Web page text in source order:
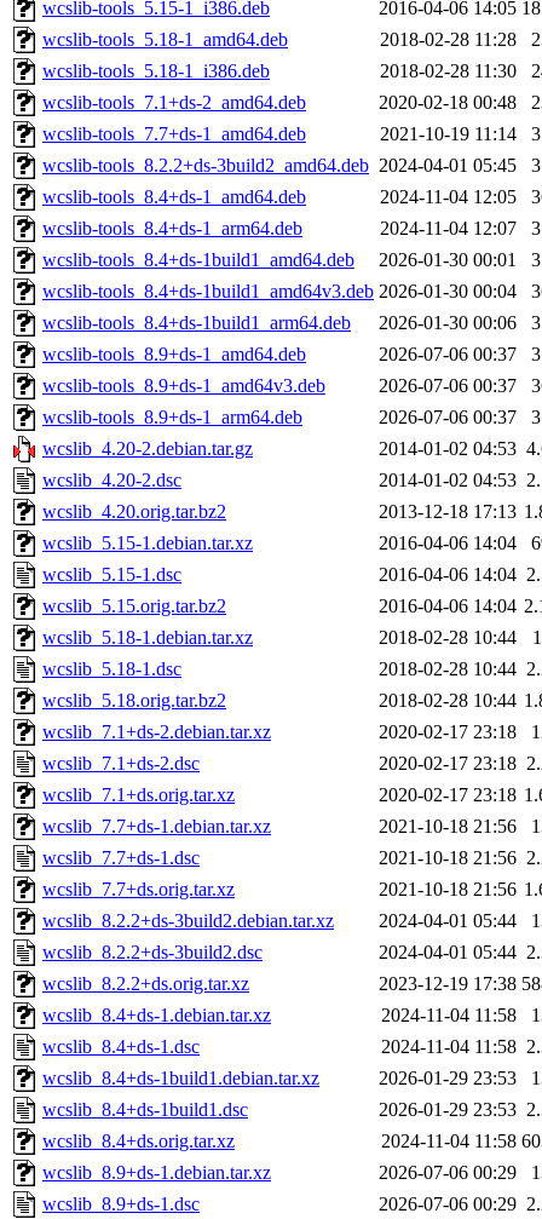
wcslib-tools_5.15-1_i386.deb
2016-04-06 14:05
wcslib-tools_5.18-1_amd64.deb
2018-02-28 11:28
wcslib-tools_5.18-1_i386.deb
2018-02-28 11:30
wcslib-tools_7.1+ds-2_amd64.deb
2020-02-18 00:48
wcslib-tools_7.7+ds-1_amd64.deb
2021-10-19 11:14
wcslib-tools_8.2.2+ds-3build2_amd64.deb 2024-04-01 05:45
wcslib-tools_8.4+ds-1_amd64.deb
2024-11-04 12:05
wcslib-tools_8.4+ds-1_arm64.deb
2024-11-04 12:07
wcslib-tools_8.4+ds-1build1_amd64.deb
2026-01-30 00:01
wcslib-tools_8.4+ds-1build1_amd64v3.deb 2026-01-30 00:04
wcslib-tools_8.4+ds-1build1_arm64.deb
2026-01-30 00:06
wcslib-tools_8.9+ds-1_amd64.deb
2026-07-06 00:37
wcslib-tools_8.9+ds-1_amd64v3.deb
2026-07-06 00:37
wcslib-tools_8.9+ds-1_arm64.deb
2026-07-06 00:37
wcslib_4.20-2.debian.tar.gz
2014-01-02 04:53
wcslib_4.20-2.dsc
2014-01-02 04:53
wcslib_4.20.orig.tar.bz2
2013-12-18 17:13
wcslib_5.15-1.debian.tar.xz
2016-04-06 14:04
wcslib_5.15-1.dsc
2016-04-06 14:04
wcslib_5.15.orig.tar.bz2
2016-04-06 14:04
wcslib_5.18-1.debian.tar.xz
2018-02-28 10:44
wcslib_5.18-1.dsc
2018-02-28 10:44
wcslib_5.18.orig.tar.bz2
2018-02-28 10:44
wcslib_7.1+ds-2.debian.tar.xz
2020-02-17 23:18
wcslib_7.1+ds-2.dsc
2020-02-17 23:18
wcslib_7.1+ds.orig.tar.xz
2020-02-17 23:18
wcslib_7.7+ds-1.debian.tar.xz
2021-10-18 21:56
wcslib_7.7+ds-1.dsc
2021-10-18 21:56
wcslib_7.7+ds.orig.tar.xz
2021-10-18 21:56
wcslib_8.2.2+ds-3build2.debian.tar.xz
2024-04-01 05:44
wcslib_8.2.2+ds-3build2.dsc
2024-04-01 05:44
wcslib_8.2.2+ds.orig.tar.xz
2023-12-19 17:38
wcslib_8.4+ds-1.debian.tar.xz
2024-11-04 11:58
wcslib_8.4+ds-1.dsc
2024-11-04 11:58
wcslib_8.4+ds-1build1.debian.tar.xz
2026-01-29 23:53
wcslib_8.4+ds-1build1.dsc
2026-01-29 23:53
wcslib_8.4+ds.orig.tar.xz
2024-11-04 11:58
wcslib_8.9+ds-1.debian.tar.xz
2026-07-06 00:29
wcslib_8.9+ds-1.dsc
2026-07-06 00:29